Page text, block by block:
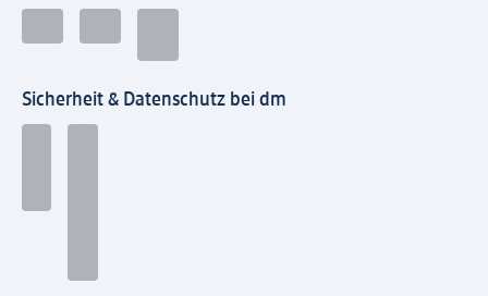
Sicherheit & Datenschutz bei dm